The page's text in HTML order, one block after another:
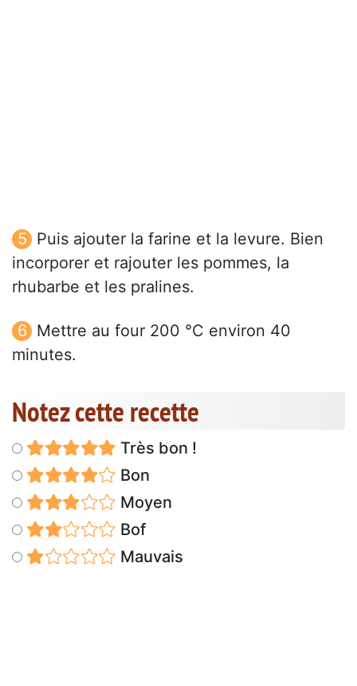
Puis ajouter la farine et la levure. Bien
incorporer et rajouter les pommes, la
rhubarbe et les pralines.
Mettre au four 200 °C environ 40
minutes.
Notez cette recette
Très bon !
Bon
Moyen
Bof
Mauvais